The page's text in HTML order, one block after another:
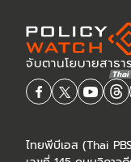
ไทยพีบีเอส (Thai